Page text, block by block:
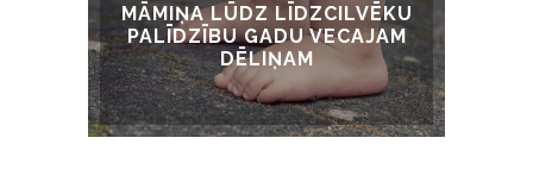
MĀMIŅA LŪDZ LĪDZCILVĒKU
PALĪDZĪBU GADU VECAJAM
DĒLIŅAM